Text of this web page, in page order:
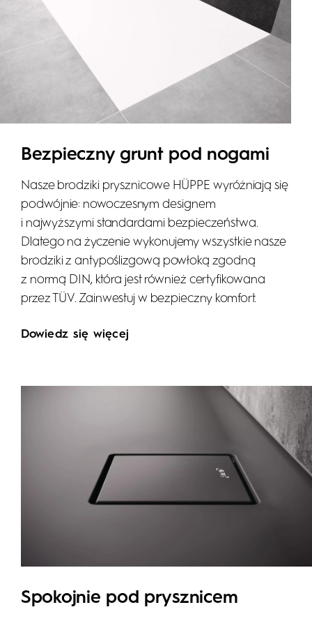
Bezpieczny grunt pod nogami
Nasze brodziki prysznicowe HÜPPE wyróżniają się
podwójnie: nowoczesnym designem
i najwyższymi standardami bezpieczeństwa.
Dlatego na życzenie wykonujemy wszystkie nasze
brodziki z antypoślizgową powłoką zgodną
z normą DIN, która jest również certyfikowana
przez TÜV. Zainwestuj w bezpieczny komfort.
Dowiedz się więcej
Spokojnie pod prysznicem